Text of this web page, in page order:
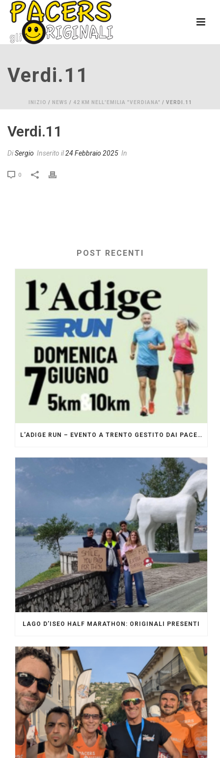
Verdi.11
INIZIO / NEWS / 42 KM NELL'EMILIA "VERDIANA" / VERDI.11
Verdi.11
DiSergio Inserito il24 Febbraio 2025 In
0
POST RECENTI
L’ADIGE RUN – EVENTO A TRENTO GESTITO DAI PACERS GLI ORIGINALI
LAGO D’ISEO HALF MARATHON: ORIGINALI PRESENTI